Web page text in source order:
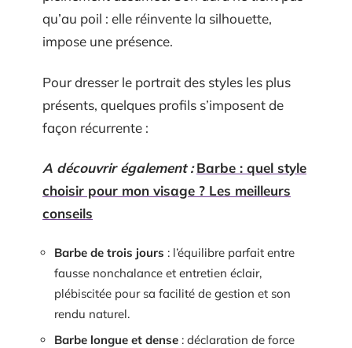
qu’au poil : elle réinvente la silhouette,
impose une présence.
Pour dresser le portrait des styles les plus
présents, quelques profils s’imposent de
façon récurrente :
A découvrir également : Barbe : quel style
choisir pour mon visage ? Les meilleurs
conseils
Barbe de trois jours : l’équilibre parfait entre
fausse nonchalance et entretien éclair,
plébiscitée pour sa facilité de gestion et son
rendu naturel.
Barbe longue et dense : déclaration de force